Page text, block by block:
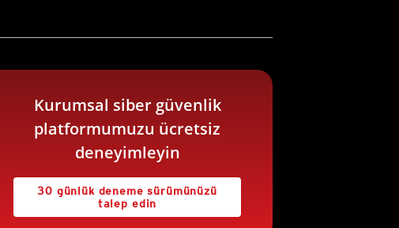
Kurumsal siber güvenlik
platformumuzu ücretsiz
deneyimleyin
30 günlük deneme sürümünüzü
talep edin